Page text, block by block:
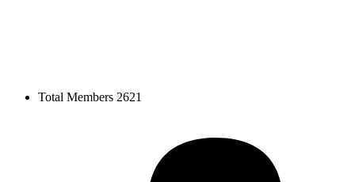
Total Members 2621